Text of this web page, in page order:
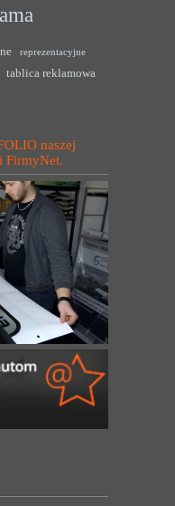
reprezentacyjne
tablica reklamowa
naszej
FirmyNet.